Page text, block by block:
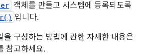
객체를 만들고 시스템에 등록되도록
입니다.
을 구성하는 방법에 관한 자세한 내용은
참고하세요.